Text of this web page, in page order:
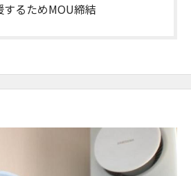
るためMOU締結